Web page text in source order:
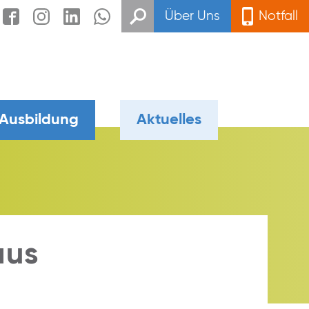
Über Uns Notfall
Aktuelles